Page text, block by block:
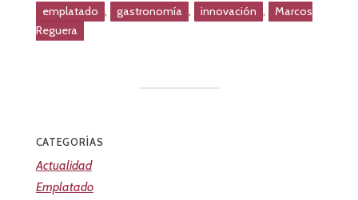
emplatado , gastronomía , innovación ,
Marcos
Reguera
CATEGORÍAS
Actualidad
Emplatado